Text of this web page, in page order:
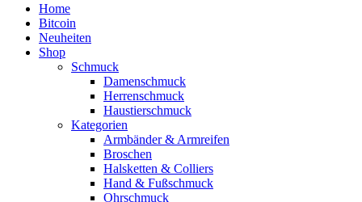
Home
Bitcoin
Neuheiten
Shop
Schmuck
Damenschmuck
Herrenschmuck
Haustierschmuck
Kategorien
Armbänder & Armreifen
Broschen
Halsketten & Colliers
Hand & Fußschmuck
Ohrschmuck